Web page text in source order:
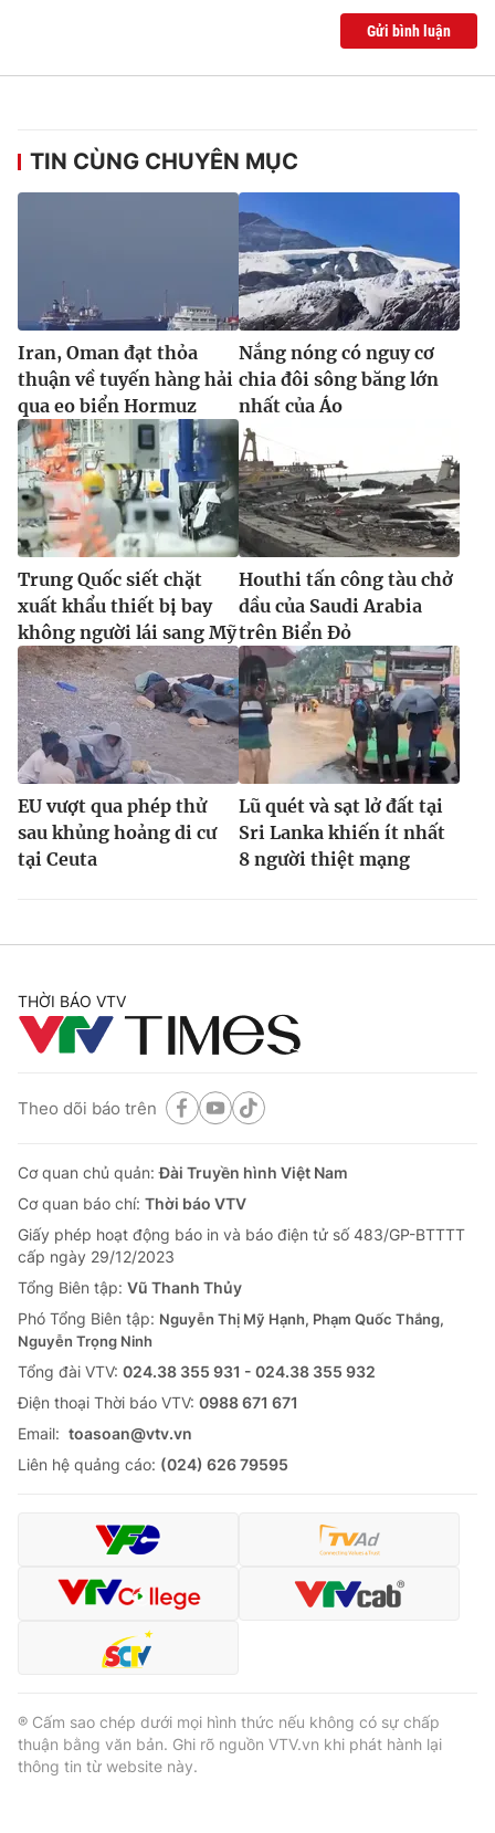
Gửi bình luận
TIN CÙNG CHUYÊN MỤC
Iran, Oman đạt thỏa
thuận về tuyến hàng hải
qua eo biển Hormuz
Nắng nóng có nguy cơ
chia đôi sông băng lớn
nhất của Áo
Trung Quốc siết chặt
xuất khẩu thiết bị bay
không người lái sang Mỹ
Houthi tấn công tàu chở
dầu của Saudi Arabia
trên Biển Đỏ
EU vượt qua phép thử
sau khủng hoảng di cư
tại Ceuta
Lũ quét và sạt lở đất tại
Sri Lanka khiến ít nhất
8 người thiệt mạng
THỜI BÁO VTV
Theo dõi báo trên
Cơ quan chủ quản:Đài Truyền hình Việt Nam
Cơ quan báo chí: Thời báo VTV
Giấy phép hoạt động báo in và báo điện tử số 483/GP-BTTTT
cấp ngày 29/12/2023
Tổng Biên tập: Vũ Thanh Thủy
Phó Tổng Biên tập: Nguyễn Thị Mỹ Hạnh, Phạm Quốc Thắng,
Nguyễn Trọng Ninh
Tổng đài VTV: 024.38 355 931 - 024.38 355 932
Ðiện thoại Thời báo VTV: 0988 671 671
Email: toasoan@vtv.vn
Liên hệ quảng cáo: (024) 626 79595
® Cấm sao chép dưới mọi hình thức nếu không có sự chấp
thuận bằng văn bản. Ghi rõ nguồn VTV.vn khi phát hành lại
thông tin từ website này.